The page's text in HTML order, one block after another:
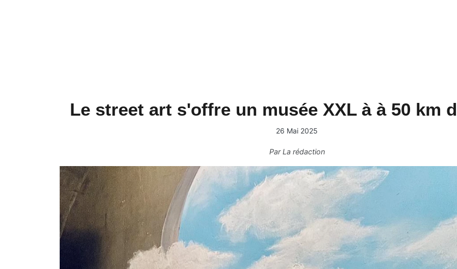
Le street art s'offre un musée XXL à à 50 km
26 Mai 2025
ParLa rédaction